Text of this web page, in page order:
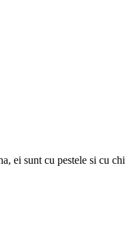
sunt cu pestele si cu